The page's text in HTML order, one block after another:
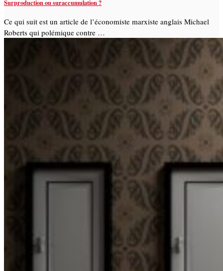
Surproduction ou suraccumulation ?
Ce qui suit est un article de l’économiste marxiste anglais Michael
Roberts qui polémique contre …